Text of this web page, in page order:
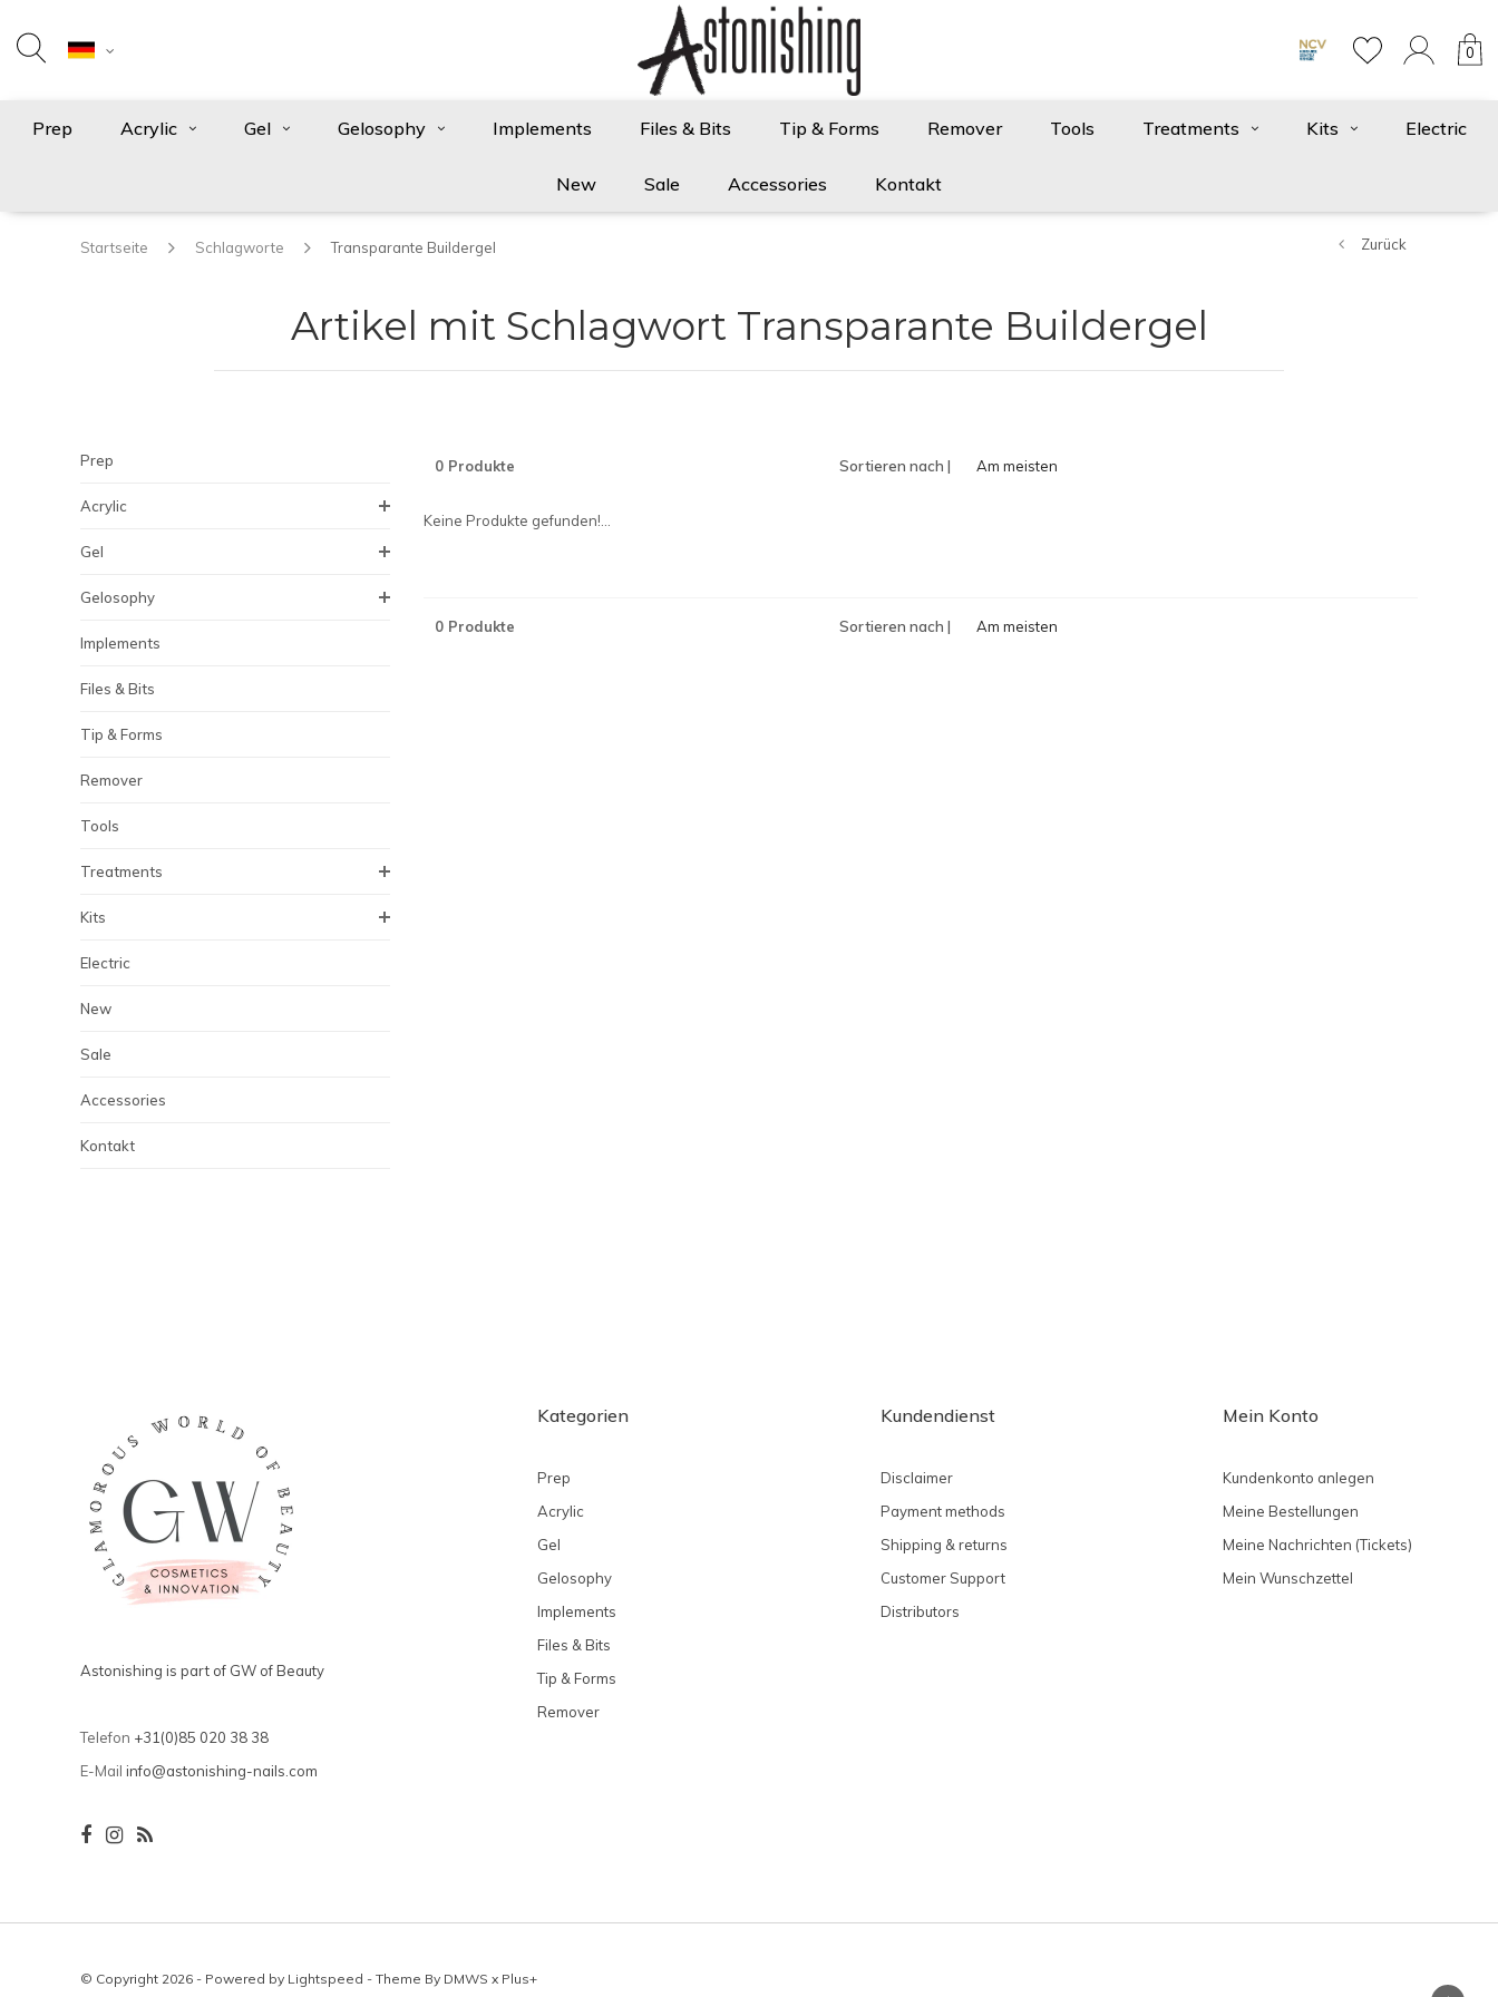
0
Prep Acrylic Gel Gelosophy Implements Files & Bits Tip & Forms Remover Tools Treatments Kits Electric
New Sale Accessories Kontakt
Startseite Schlagworte Transparante Buildergel Zurück
Artikel mit Schlagwort Transparante Buildergel
Prep
Acrylic
Gel
Gelosophy
Implements
Files & Bits
Tip & Forms
Remover
Tools
Treatments
Kits
Electric
New
Sale
Accessories
Kontakt
0 Produkte Sortieren nach |
Am meisten
Keine Produkte gefunden!...
0 Produkte Sortieren nach |
Am meisten
Astonishing is part of GW of Beauty
Telefon +31(0)85 020 38 38
E-Mail info@astonishing-nails.com
Kategorien
Prep
Acrylic
Gel
Gelosophy
Implements
Files & Bits
Tip & Forms
Remover
Kundendienst
Disclaimer
Payment methods
Shipping & returns
Customer Support
Distributors
Mein Konto
Kundenkonto anlegen
Meine Bestellungen
Meine Nachrichten (Tickets)
Mein Wunschzettel
© Copyright 2026 - Powered by Lightspeed - Theme By DMWS x Plus+